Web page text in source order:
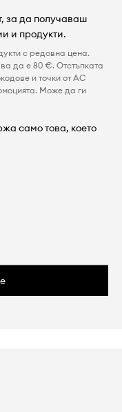
за да получаваш
и продукти.
с редовна цена.
да е 80 €. Отстъпката
и точки от AC
Може да ги
само това, което